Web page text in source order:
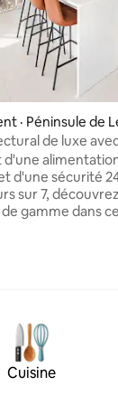
· Péninsule de
de luxe
1
d'une
d'une sécurité
sur 7,
gamme dans
à Lekki
plafonds
d'une cuisine
équipée, d'une
d'une connexion
piscine, d'une
Cuisine